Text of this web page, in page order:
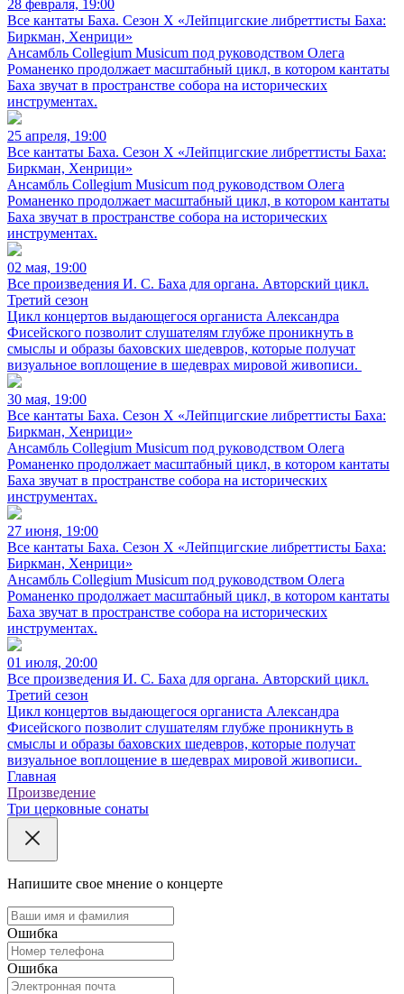
28 февраля, 19:00
Все кантаты Баха. Сезон X «Лейпцигские либреттисты Баха:
Биркман, Хенрици»
Ансамбль Collegium Musicum под руководством Олега
Романенко продолжает масштабный цикл, в котором кантаты
Баха звучат в пространстве собора на исторических
инструментах.
25 апреля, 19:00
Все кантаты Баха. Сезон X «Лейпцигские либреттисты Баха:
Биркман, Хенрици»
Ансамбль Collegium Musicum под руководством Олега
Романенко продолжает масштабный цикл, в котором кантаты
Баха звучат в пространстве собора на исторических
инструментах.
02 мая, 19:00
Все произведения И. С. Баха для органа. Авторский цикл.
Третий сезон
Цикл концертов выдающегося органиста Александра
Фисейского позволит слушателям глубже проникнуть в
смыслы и образы баховских шедевров, которые получат
визуальное воплощение в шедеврах мировой живописи.
30 мая, 19:00
Все кантаты Баха. Сезон X «Лейпцигские либреттисты Баха:
Биркман, Хенрици»
Ансамбль Collegium Musicum под руководством Олега
Романенко продолжает масштабный цикл, в котором кантаты
Баха звучат в пространстве собора на исторических
инструментах.
27 июня, 19:00
Все кантаты Баха. Сезон X «Лейпцигские либреттисты Баха:
Биркман, Хенрици»
Ансамбль Collegium Musicum под руководством Олега
Романенко продолжает масштабный цикл, в котором кантаты
Баха звучат в пространстве собора на исторических
инструментах.
01 июля, 20:00
Все произведения И. С. Баха для органа. Авторский цикл.
Третий сезон
Цикл концертов выдающегося органиста Александра
Фисейского позволит слушателям глубже проникнуть в
смыслы и образы баховских шедевров, которые получат
визуальное воплощение в шедеврах мировой живописи.
Главная
Произведение
Три церковные сонаты
Напишите свое мнение о концерте
Ошибка
Ошибка